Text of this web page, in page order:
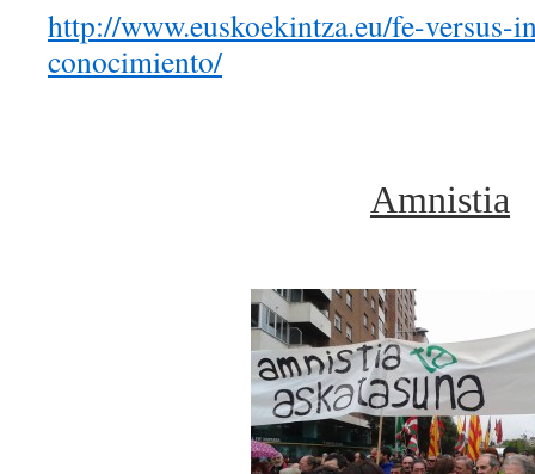
http://www.euskoekintza.eu/fe-versus-
conocimiento/
Amnistia